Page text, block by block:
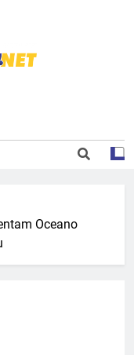
–
E
Do
De
esportes e
Oceano